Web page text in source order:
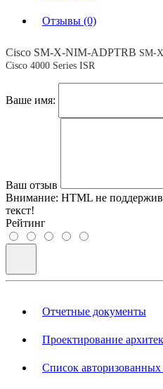
Отзывы (0)
Cisco SM-X-NIM-ADPTRВ SM-
Cisco 4000 Series ISR
Ваше имя:
Ваш отзыв
Внимание: HTML не
текст!
Рейтинг
Отчетные документы
Проектирование
Список